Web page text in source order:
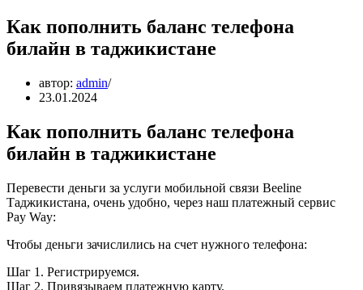
Как пополнить баланс телефона
билайн в таджикистане
автор: admin
23.01.2024
Как пополнить баланс телефона
билайн в таджикистане
Перевести деньги за услуги мобильной связи Beeline
Таджикистана, очень удобно, через наш платежный сервис
Pay Way:
Чтобы деньги зачислились на счет нужного телефона:
Шаг 1. Регистрируемся.
Шаг 2. Привязываем платежную карту.